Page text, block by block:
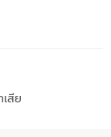
สีย